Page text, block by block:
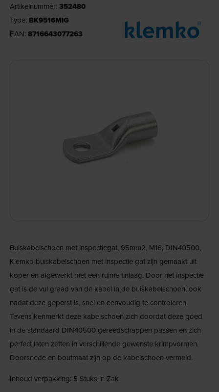
Artikelnummer: 352480
Type: BK9516MIG
EAN: 8716643077263
Buiskabelschoen met inspectiegat, 95mm2, M16, DIN40500,
Klemko buiskabelschoen met inspectie gat zijn gemaakt uit
koper en afgewerkt met een ruime tinlaag. Door het inspectie
gat is de vul graad van de kabel in de buiskabelschoen, ook
nadat deze geperst is, snel en eenvoudig te controleren.
Tevens kenmerkt deze kabelschoen zich doordat deze goed
in de standaard DIN40500 gereedschappen passen en zich
perfect laten zetten in verschillende gewenste krimpvormen.
Doorsnede en boutmaat zijn op de kabelschoen vermeld.
Inhoud verpakking: 5 Stuks in Zak